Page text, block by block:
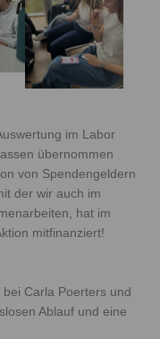
im Labor
übernommen
von Spendengeldern
der wir auch im
hat im
mitfinanziert!
Carla Poerters und
Ablauf und eine